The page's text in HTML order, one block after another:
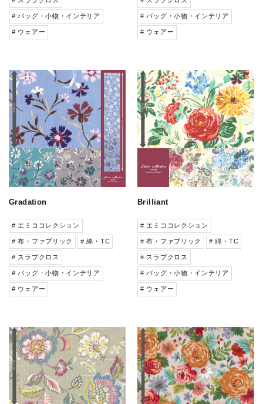
# バッグ・小物・インテリア
# ウェアー
# バッグ・小物・インテリア
# ウェアー
Gradation
# エミココレクション
# 布・ファブリック # 綿・TC
# スラブクロス
# バッグ・小物・インテリア
# ウェアー
Brilliant
# エミココレクション
# 布・ファブリック # 綿・TC
# スラブクロス
# バッグ・小物・インテリア
# ウェアー